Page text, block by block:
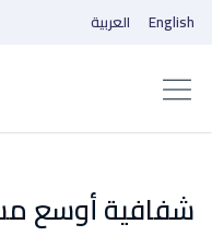
العربية English
شفافية أوسع